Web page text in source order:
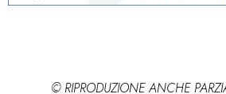
© RIPRODUZIONE ANCHE